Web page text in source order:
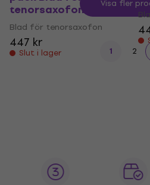
tenorsaxofon
Blad för tenorsaxofon
447 kr
Slut i lager
Visa fler
1 2